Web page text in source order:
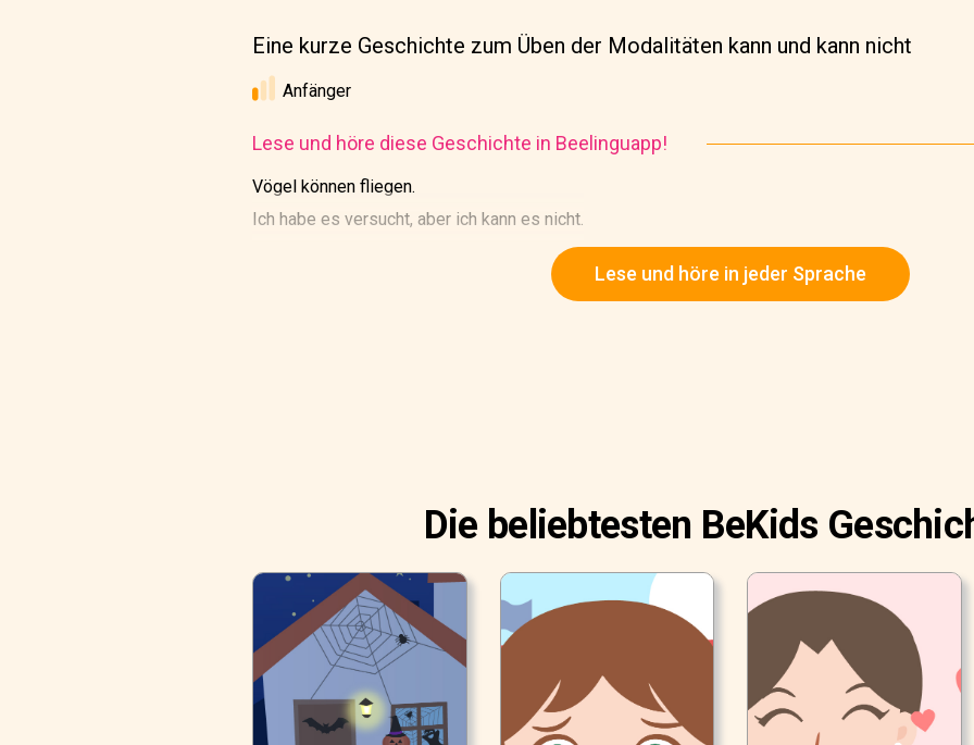
Eine kurze Geschichte zum Üben der Modalitäten kann und kann nicht
Anfänger
Lese und höre diese Geschichte in Beelinguapp!
Vögel können fliegen.
Ich habe es versucht, aber ich kann es nicht.
Lese und höre in jeder Sprache
Die beliebtesten BeKids